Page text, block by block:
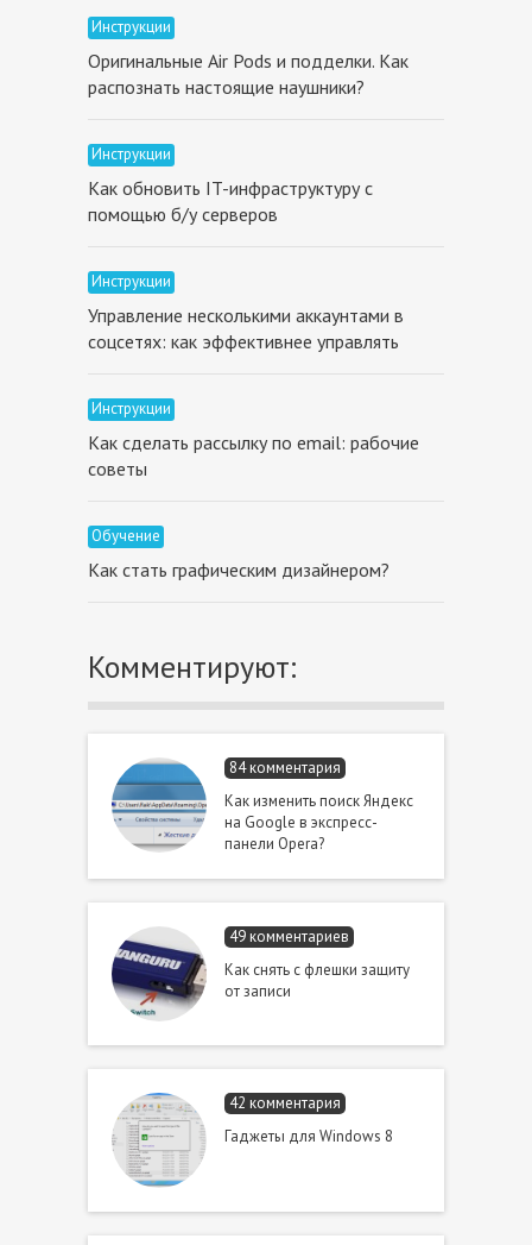
Инструкции
Оригинальные Air Pods и подделки. Как
распознать настоящие наушники?
Инструкции
Как обновить IT-инфраструктуру с
помощью б/у серверов
Инструкции
Управление несколькими аккаунтами в
соцсетях: как эффективнее управлять
Инструкции
Как сделать рассылку по email: рабочие
советы
Обучение
Как стать графическим дизайнером?
Комментируют:
84 комментария
Как изменить поиск Яндекс
на Google в экспресс-
панели Opera?
49 комментариев
Как снять с флешки защиту
от записи
42 комментария
Гаджеты для Windows 8